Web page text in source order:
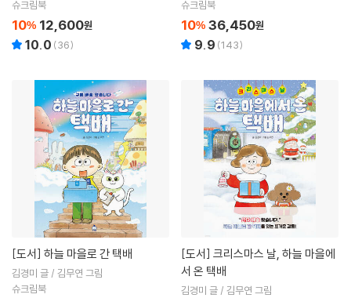
슈크림북
10% 12,600원
10.0 (36)
세트
슈크림북
10% 36,450원
9.9 (143)
[도서] 하늘 마을로 간 택배
김경미 글 / 김무연 그림
슈크림북
[도서]
서 온 택배
김경미 글 / 김무연 그림